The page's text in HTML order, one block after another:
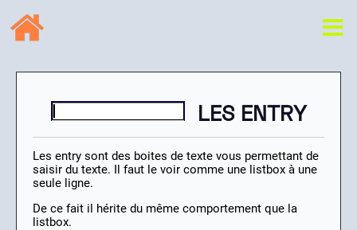
LES ENTRY
Les entry sont des boites de texte vous permettant de
saisir du texte. Il faut le voir comme une listbox à une
seule ligne.
De ce fait il hérite du même comportement que la
listbox.